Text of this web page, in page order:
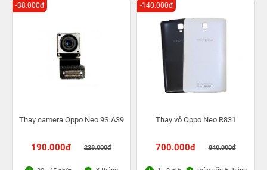
Thay camera Oppo Neo 9S A39
190.000đ 228.000đ
-38.000đ
Thay vỏ Oppo Neo R831
700.000đ 840.000đ
-140.000đ